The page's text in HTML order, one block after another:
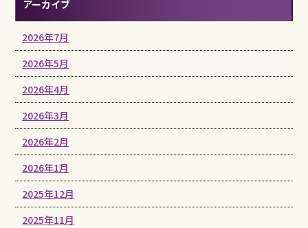
アーカイブ
2026年7月
2026年5月
2026年4月
2026年3月
2026年2月
2026年1月
2025年12月
2025年11月